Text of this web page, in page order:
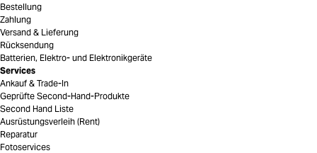
Bestellung
Zahlung
Versand & Lieferung
Rücksendung
Batterien, Elektro- und Elektronikgeräte
Services
Ankauf & Trade-In
Geprüfte Second-Hand-Produkte
Second Hand Liste
Ausrüstungsverleih (Rent)
Reparatur
Fotoservices